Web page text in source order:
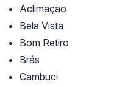
Aclimação
Bela Vista
Bom Retiro
Brás
Cambuci